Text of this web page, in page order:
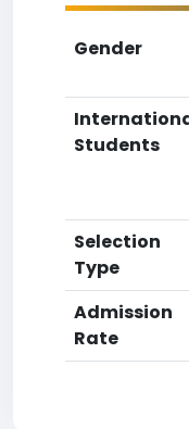
Gender
Students
Selection
Type
Admission
Rate